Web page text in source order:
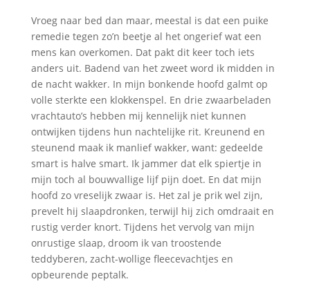
Vroeg naar bed dan maar, meestal is dat een puike
remedie tegen zo’n beetje al het ongerief wat een
mens kan overkomen. Dat pakt dit keer toch iets
anders uit. Badend van het zweet word ik midden in
de nacht wakker. In mijn bonkende hoofd galmt op
volle sterkte een klokkenspel. En drie zwaarbeladen
vrachtauto’s hebben mij kennelijk niet kunnen
ontwijken tijdens hun nachtelijke rit. Kreunend en
steunend maak ik manlief wakker, want: gedeelde
smart is halve smart. Ik jammer dat elk spiertje in
mijn toch al bouwvallige lijf pijn doet. En dat mijn
hoofd zo vreselijk zwaar is. Het zal je prik wel zijn,
prevelt hij slaapdronken, terwijl hij zich omdraait en
rustig verder knort. Tijdens het vervolg van mijn
onrustige slaap, droom ik van troostende
teddyberen, zacht-wollige fleecevachtjes en
opbeurende peptalk.